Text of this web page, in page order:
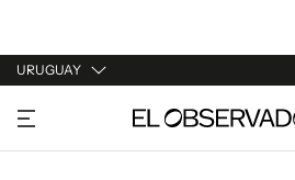
URUGUAY
URUGUAY
ARGENTINA